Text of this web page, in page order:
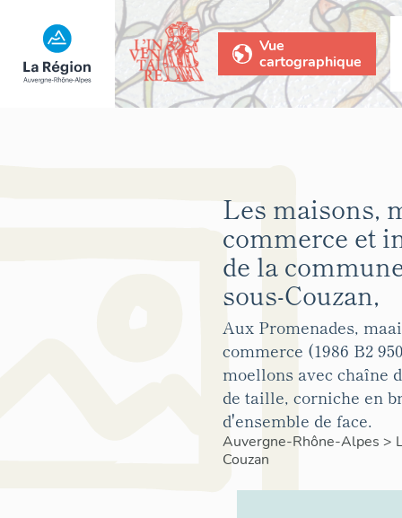
Vue
cartographique
Les maisons,
commerce et
de la
sous-Couzan,
Aux Promenades,
commerce (1986 B2
moellons avec chaîne
de taille, corniche en
d'ensemble de face.
Auvergne-Rhône-Alpes >
Couzan